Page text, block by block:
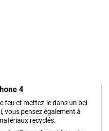
4
feu et mettez-le dans un bel
vous pensez également à
recyclés.